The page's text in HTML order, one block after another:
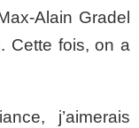
Alain Gradel
Cette fois, on a
j’aimerais